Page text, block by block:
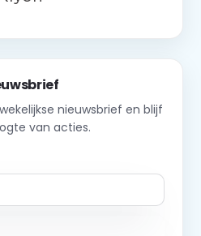
nieuwsbrief en blijf
van acties.